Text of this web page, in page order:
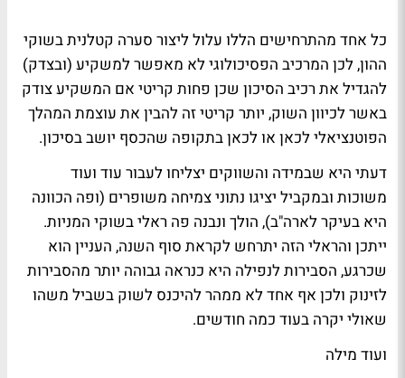
כל אחד מהתרחישים הללו עלול ליצור סערה קטלנית בשוקי
ההון, לכן המרכיב הפסיכולוגי לא מאפשר למשקיע (ובצדק)
להגדיל את רכיב הסיכון שכן פחות קריטי אם המשקיע צודק
באשר לכיוון השוק, יותר קריטי זה להבין את עוצמת המהלך
הפוטנציאלי לכאן או לכאן בתקופה שהכסף יושב בסיכון.
דעתי היא שבמידה והשווקים יצליחו לעבור עוד ועוד
משוכות ובמקביל יציגו נתוני צמיחה משופרים (ופה הכוונה
היא בעיקר לארה"ב), הולך ונבנה פה ראלי בשוקי המניות.
ייתכן והראלי הזה יתרחש לקראת סוף השנה, העניין הוא
שכרגע, הסבירות לנפילה היא כנראה גבוהה יותר מהסבירות
לזינוק ולכן אף אחד לא ממהר להיכנס לשוק בשביל משהו
שאולי יקרה בעוד כמה חודשים.
ועוד מילה